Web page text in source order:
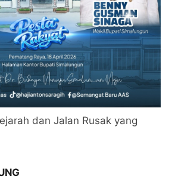
dan Jalan Rusak yang